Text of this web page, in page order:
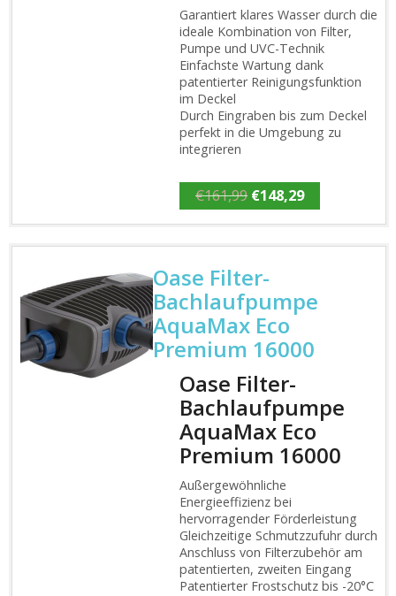
Garantiert klares Wasser durch die
ideale Kombination von Filter,
Pumpe und UVC-Technik
Einfachste Wartung dank
patentierter Reinigungsfunktion
im Deckel
Durch Eingraben bis zum Deckel
perfekt in die Umgebung zu
integrieren
€161,99 Ursprünglicher
Preis
war:
€148,29Aktueller
Preis
ist:
Oase Filter-
Bachlaufpumpe
AquaMax Eco
Premium 16000
Oase Filter-
Bachlaufpumpe
AquaMax Eco
Premium 16000
Außergewöhnliche
Energieeffizienz bei
hervorragender Förderleistung
Gleichzeitige Schmutzzufuhr durch
Anschluss von Filterzubehör am
patentierten, zweiten Eingang
Patentierter Frostschutz bis -20°C